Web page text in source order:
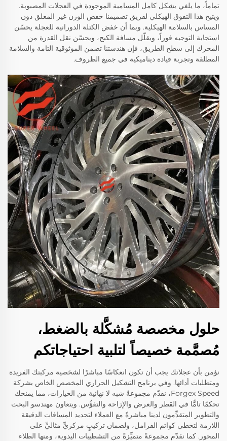
تماماً، ما يلغي بشكل كامل المسامية الموجودة في العجلات المصبوبة.
ويتيح هذا التفوق الهيكلي لفريق تصميمنا خفض الوزن غير المعلق دون
المساس بالسلامة الهيكلية. وبما أن خفض الكتلة الدورانية للعجلة يحسّن
استجابة التوجيه فوراً، ويقلّل مسافة الكبح، ويحسّن نقل القدرة من
المحرك إلى سطح الطريق، فإن هندستنا تضمن الموثوقية التامة والسلامة
المطلقة وتجربة قيادة ديناميكية في جميع الظروف.
حلول مخصصة مُشكَّلة بالضغط،
مُصمَّمة خصيصاً لتلبية احتياجاتكم
نؤمن بأن عجلاتك يجب أن تكون انعكاسًا مباشرًا لشخصية مركبتك الفريدة
ومتطلبات أدائها. وفي برنامج التشكيل الحراري المخصص الخاص بشركة
Forgex Speed، نقدّم مجموعةً شبه لا نهائية من الخيارات، مما يمنحك
تحكمًا تامًّا في القطر والعرض والإزاحة والتقوُّس. ويتعاون مهندسو البحث
والتطوير المتقدِّمون لدينا مباشرةً مع العملاء لتحديد المسافات الدقيقة
اللازمة لتخطي كواتم الفرامل، ولضمان تركيبٍ مركزيٍّ مثاليٍّ على
المحور. كما نقدّم مجموعةً متميِّزةً من التشطيبات اليدوية، ومنها الطلاء